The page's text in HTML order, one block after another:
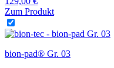
Zum Produkt
bion-pad® Gr. 03